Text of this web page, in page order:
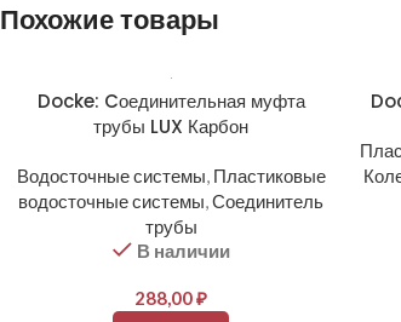
Похожие товары
Docke: Cоединительная муфта
трубы LUX Карбон
Водосточные системы, Пластиковые
водосточные системы,Соединитель
трубы
В наличии
288,00₽